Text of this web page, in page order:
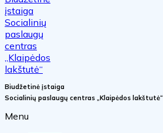
Biudžetinė įstaiga
Socialinių paslaugų centras „Klaipėdos lakštutė“
Menu